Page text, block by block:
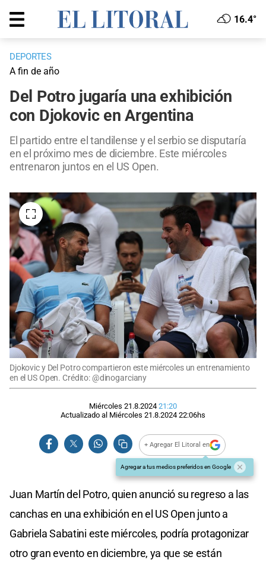
16.4°
DEPORTES
A fin de año
Del Potro jugaría una exhibición
con Djokovic en Argentina
El partido entre el tandilense y el serbio se disputaría
en el próximo mes de diciembre. Este miércoles
entrenaron juntos en el US Open.
Djokovic y Del Potro compartieron este miércoles un entrenamiento
en el US Open. Crédito: @dinogarciany
Miércoles 21.8.2024 21:20
Actualizado al Miércoles 21.8.2024 22:06hs
+ Agregar El Litoral en
Agregar a tus medios preferidos en Google
Juan Martín del Potro, quien anunció su regreso a las
canchas en una exhibición en el US Open junto a
Gabriela Sabatini este miércoles, podría protagonizar
otro gran evento en diciembre, ya que se están